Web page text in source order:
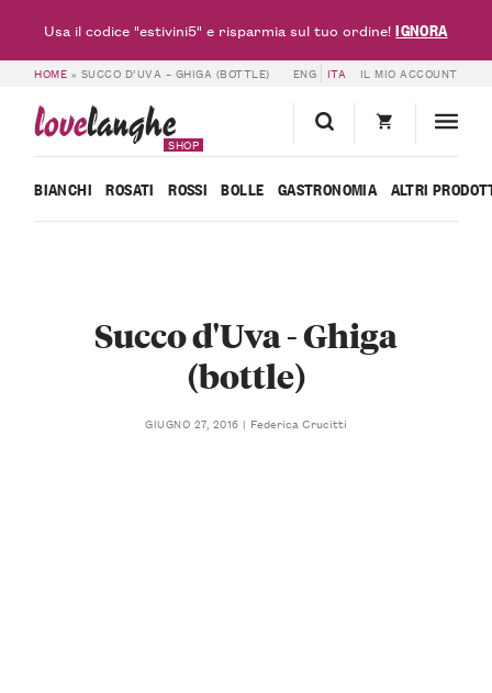
HOME » SUCCO D’UVA – GHIGA (BOTTLE) ENG ITA IL MIO ACCOUNT
lovelanghe
SHOP
BIANCHI ROSATI ROSSI BOLLE GASTRONOMIA ALTRI
Succo d'Uva - Ghiga
(bottle)
GIUGNO 27, 2016 Federica Crucitti
Usa il codice "estivini5" e risparmia sul tuo ordine!IGNORA